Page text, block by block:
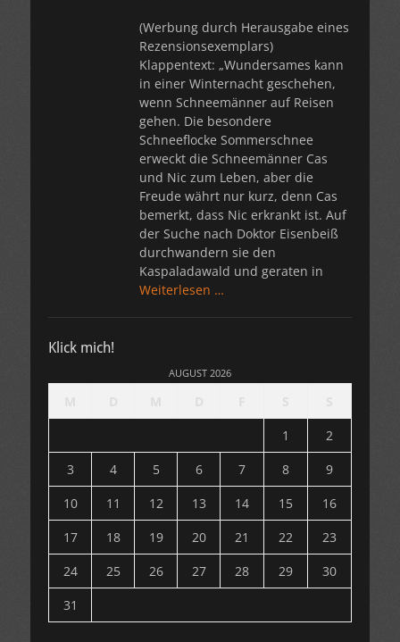
(Werbung durch Herausgabe eines
Rezensionsexemplars)
Klappentext: „Wundersames kann
in einer Winternacht geschehen,
wenn Schneemänner auf Reisen
gehen. Die besondere
Schneeflocke Sommerschnee
erweckt die Schneemänner Cas
und Nic zum Leben, aber die
Freude währt nur kurz, denn Cas
bemerkt, dass Nic erkrankt ist. Auf
der Suche nach Doktor Eisenbeiß
durchwandern sie den
Kaspaladawald und geraten in
Weiterlesen …
Klick mich!
AUGUST 2026
1
2
3
4 5 6 7 8
9
10
11 12 13 14 15
16
17
18 19 20 21 22
23
24
25 26 27 28 29
30
31